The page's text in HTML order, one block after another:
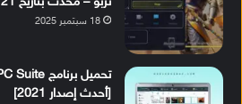
18 سبتمبر 2025
[أحدث إصدار 2021]